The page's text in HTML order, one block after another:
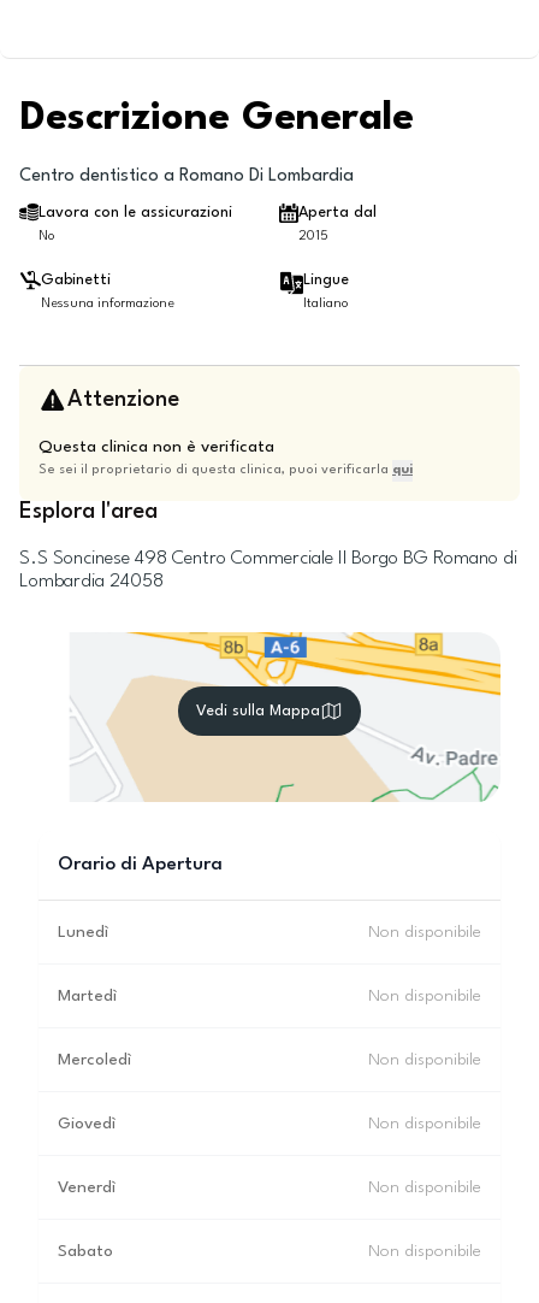
Descrizione Generale
Centro dentistico a Romano Di Lombardia
Lavora con le assicurazioni
No
Aperta dal
2015
Gabinetti
Nessuna informazione
Lingue
Italiano
Attenzione
Questa clinica non è verificata
Se sei il proprietario di questa clinica, puoi verificarla qui
Esplora l'area
S.S Soncinese 498 Centro Commerciale Il Borgo BG Romano di
Lombardia 24058
Vedi sulla Mappa
Orario di Apertura
Lunedì Non disponibile
Martedì Non disponibile
Mercoledì Non disponibile
Giovedì Non disponibile
Venerdì Non disponibile
Sabato Non disponibile